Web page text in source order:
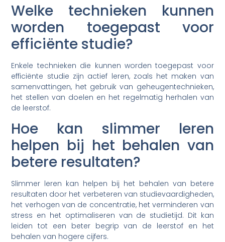
Welke technieken kunnen
worden toegepast voor
efficiënte studie?
Enkele technieken die kunnen worden toegepast voor
efficiënte studie zijn actief leren, zoals het maken van
samenvattingen, het gebruik van geheugentechnieken,
het stellen van doelen en het regelmatig herhalen van
de leerstof.
Hoe kan slimmer leren
helpen bij het behalen van
betere resultaten?
Slimmer leren kan helpen bij het behalen van betere
resultaten door het verbeteren van studievaardigheden,
het verhogen van de concentratie, het verminderen van
stress en het optimaliseren van de studietijd. Dit kan
leiden tot een beter begrip van de leerstof en het
behalen van hogere cijfers.